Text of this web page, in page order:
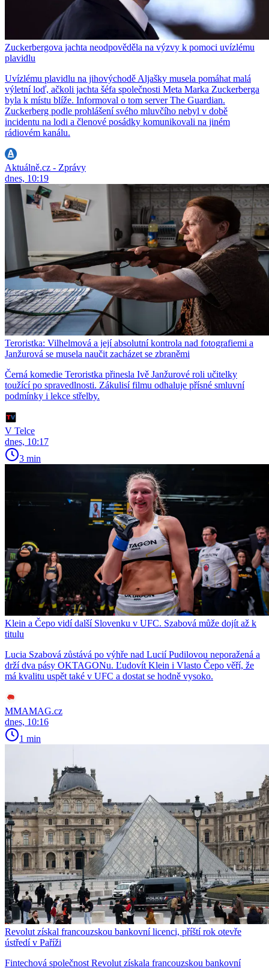
Zuckerbergova jachta neodpověděla na výzvy k pomoci uvízlému
plavidlu
Uvízlému plavidlu na jihovýchodě Aljašky musela pomáhat malá
výletní loď, ačkoli jachta šéfa společnosti Meta Marka Zuckerberga
byla k místu blíže. Informoval o tom server The Guardian.
Zuckerberg podle prohlášení svého mluvčího nebyl v době
incidentu na lodi a členové posádky komunikovali na jiném
rádiovém kanálu.
Aktuálně.cz - Zprávy
dnes, 10:19
Teroristka: Vilhelmová a její absolutní kontrola nad fotografiemi a
Janžurová se musela naučit zacházet se zbraněmi
Černá komedie Teroristka přinesla Ivě Janžurové roli učitelky
toužící po spravedlnosti. Zákulisí filmu odhaluje přísné smluvní
podmínky i lekce střelby.
V Telce
dnes, 10:17
3 min
Klein a Čepo vidí další Slovenku v UFC. Szabová může dojít až k
titulu
Lucia Szabová zůstává po výhře nad Lucií Pudilovou neporažená a
drží dva pásy OKTAGONu. Ľudovít Klein i Vlasto Čepo věří, že
má kvalitu uspět také v UFC a dostat se hodně vysoko.
MMAMAG.cz
dnes, 10:16
1 min
Revolut získal francouzskou bankovní licenci, příští rok otevře
ústředí v Paříži
Fintechová společnost Revolut získala francouzskou bankovní